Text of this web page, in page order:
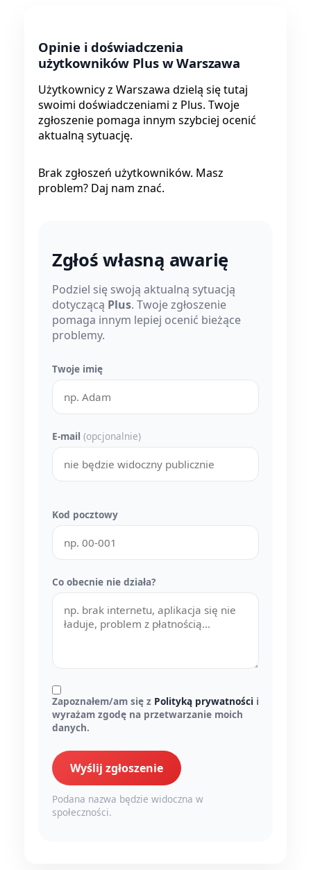
Opinie i doświadczenia
użytkowników Plus w Warszawa
Użytkownicy z Warszawa dzielą się tutaj
swoimi doświadczeniami z Plus. Twoje
zgłoszenie pomaga innym szybciej ocenić
aktualną sytuację.
Brak zgłoszeń użytkowników. Masz
problem? Daj nam znać.
Zgłoś własną awarię
Podziel się swoją aktualną sytuacją
dotyczącą Plus. Twoje zgłoszenie
pomaga innym lepiej ocenić bieżące
problemy.
Twoje imię
E-mail (opcjonalnie)
Kod pocztowy
Co obecnie nie działa?
Zapoznałem/am się z Polityką prywatności i
wyrażam zgodę na przetwarzanie moich
danych.
Wyślij zgłoszenie
Podana nazwa będzie widoczna w
społeczności.